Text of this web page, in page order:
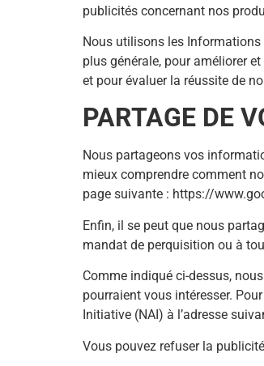
publicités concernant nos
Nous utilisons les Informations
plus générale, pour améliorer
et pour évaluer la réussite de
PARTAGE DE
Nous partageons vos
mieux comprendre comment
page suivante : https://
Enfin, il se peut que nous
mandat de perquisition ou à
Comme indiqué ci-dessus,
pourraient vous intéresser.
Initiative (NAI) à l’adresse
Vous pouvez refuser la